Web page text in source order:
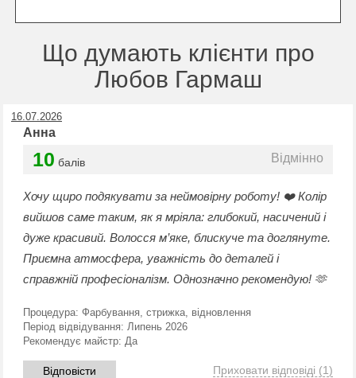
Що думають клієнти про
Любов Гармаш
16.07.2026
Анна
10 балів Відмінно
Хочу щиро подякувати за неймовірну роботу! ❤️ Колір
вийшов саме таким, як я мріяла: глибокий, насичений і
дуже красивий. Волосся м’яке, блискуче та доглянуте.
Приємна атмосфера, уважність до деталей і
справжній професіоналізм. Однозначно рекомендую! 🫶
Процедура: Фарбування, стрижка, відновлення
Період відвідування: Липень 2026
Рекомендує майстр: Да
Відповісти Приховати відповіді (1)